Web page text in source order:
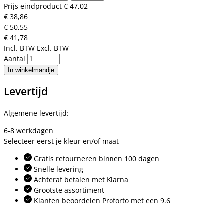
Prijs eindproduct € 47,02
€ 38,86
€ 50,55
€ 41,78
Incl. BTW Excl. BTW
Aantal
In winkelmandje
Levertijd
Algemene levertijd:
6-8 werkdagen
Selecteer eerst je kleur en/of maat
Gratis retourneren binnen 100 dagen
Snelle levering
Achteraf betalen met Klarna
Grootste assortiment
Klanten beoordelen Proforto met een 9.6